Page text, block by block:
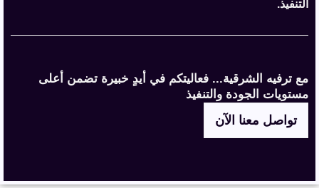
التنفيذ.
مع ترفيه الشرقية... فعاليتكم في أيدٍ خبيرة تضمن أعلى
مستويات الجودة والتنفيذ
تواصل معنا الآن